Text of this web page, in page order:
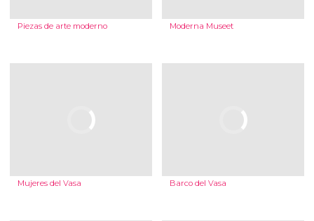
Piezas de arte moderno Moderna Museet
Mujeres del Vasa Barco del Vasa